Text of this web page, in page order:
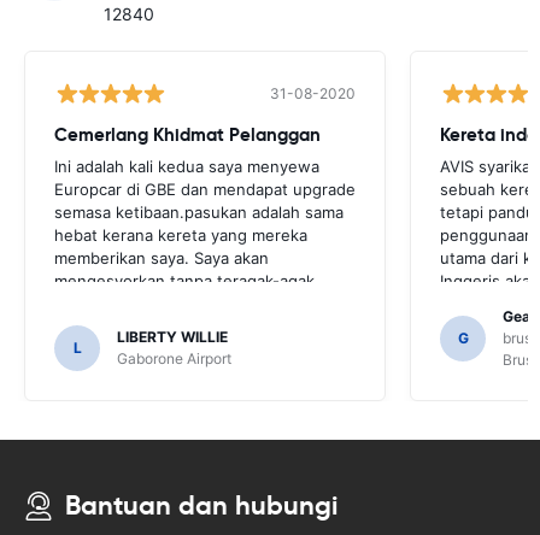
12840
31-08-2020
Cemerlang Khidmat Pelanggan
Ini adalah kali kedua saya menyewa
Europcar di GBE dan mendapat upgrade
semasa ketibaan.pasukan adalah sama
hebat kerana kereta yang mereka
memberikan saya. Saya akan
mengesyorkan tanpa teragak-agak.
L
LIBERTY WILLIE
Gaborone Airport
AVIS
sebuah
tetapi
utama dari
Inggeris
meminta
untuk
G
Bantuan dan hubungi